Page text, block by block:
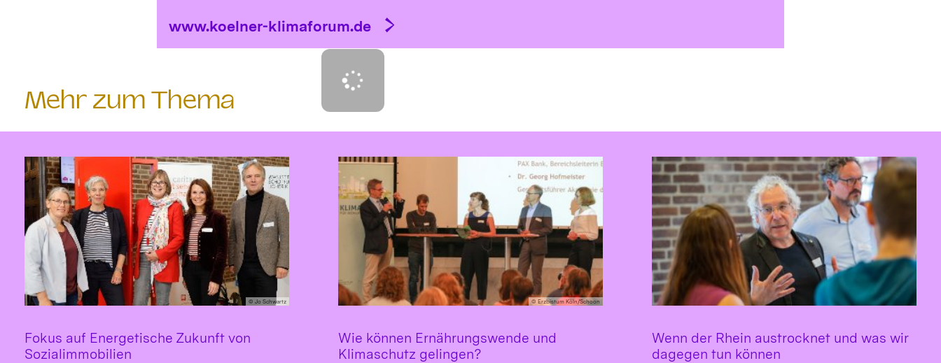
www.koelner-klimaforum.de
Mehr zum Thema
© Jo Schwartz
Fokus auf Energetische Zukunft von
Sozialimmobilien
© Erzbistum Köln/Schoon
Wie können Ernährungswende und
Klimaschutz gelingen?
Wenn der Rhein austrocknet und was wir
dagegen tun können